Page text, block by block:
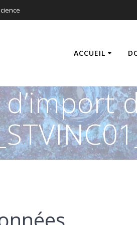
ACCUEIL
d’import